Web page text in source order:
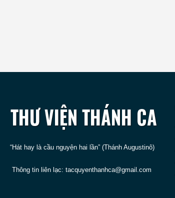
“Hát hay là cầu nguyện hai lần” (Thánh Augustinô)
Thông tin liên lạc: tacquyenthanhca@gmail.com